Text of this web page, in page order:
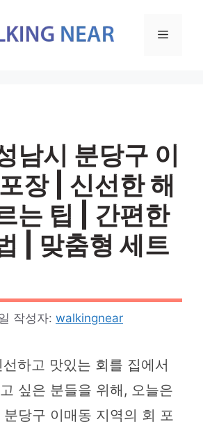
메
남시 분당구 이
장 | 신선한 해
는 팁 | 간편한
| 맞춤형 세트
작성자: walkingnear
하고 맛있는 회를 집에서
싶은 분들을 위해, 오늘은
당구 이매동 지역의 회 포